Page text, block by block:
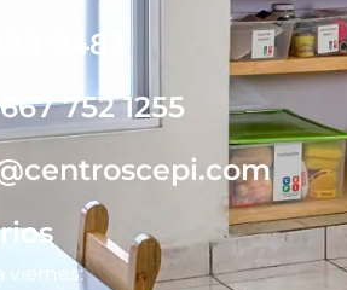
0483
752 1255
viernes: